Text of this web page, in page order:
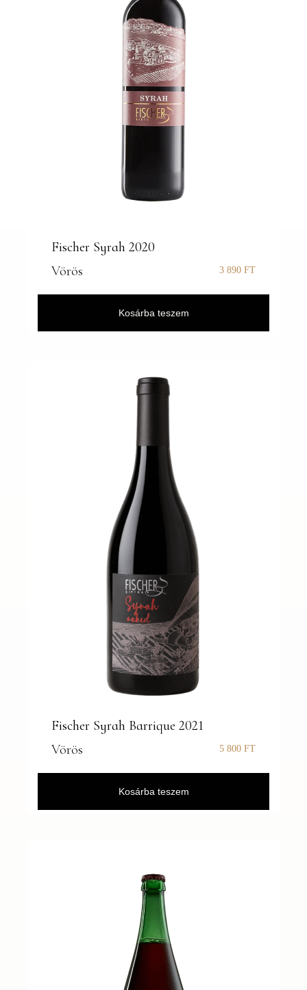
Fischer Syrah 2020
Vörös
3 890 FT
Kosárba teszem
Fischer Syrah Barrique 2021
Vörös
5 800 FT
Kosárba teszem